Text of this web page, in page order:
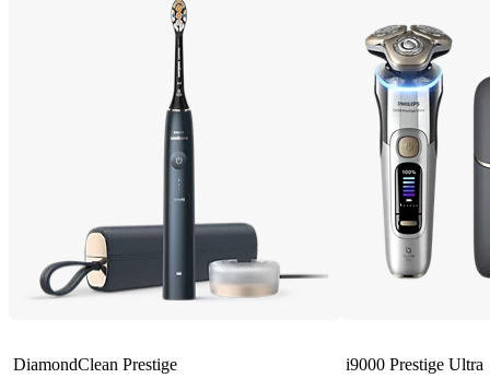
DiamondClean Prestige
i9000 Prestige Ultra